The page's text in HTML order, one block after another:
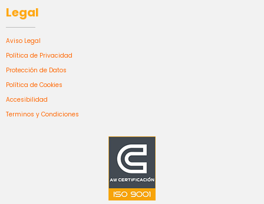
Legal
Aviso Legal
Política de Privacidad
Protección de Datos
Política de Cookies
Accesibilidad
Terminos y Condiciones